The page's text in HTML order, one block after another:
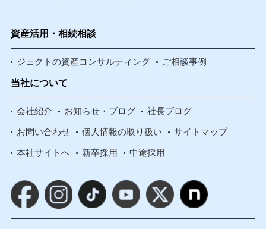
資産活用・相続相談
ジェクトの資産コンサルティング ご相談事例
当社について
会社紹介 お知らせ・ブログ 社長ブログ
お問い合わせ 個人情報の取り扱い サイトマップ
本社サイトへ 新卒採用 中途採用